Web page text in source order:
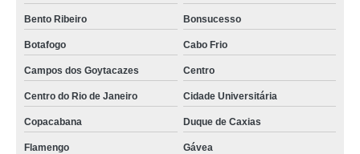
Bento Ribeiro Bonsucesso
Botafogo Cabo Frio
Campos dos Goytacazes Centro
Centro do Rio de Janeiro Cidade Universitária
Copacabana Duque de Caxias
Flamengo Gávea